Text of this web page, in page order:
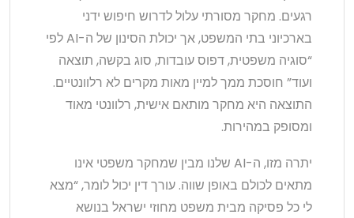
רגעים. מחקר מסורתי עלול לדרוש חיפוש ידני
בארכיוני בתי המשפט, אך יכולת הסינון של ה-AI לפי
“סוגיה משפטית, דפוס עובדות, סוג בקשה, תוצאה
ועוד” חוסכת ממך למיין מאות מקרים לא רלוונטיים.
התוצאה היא מחקר מותאם אישית, רלוונטי מאוד
ומסופק במהירות.
יתרה מזו, ה-AI שלנו מבין שמחקר משפטי אינו
מתאים לכולם באופן שווה. עורך דין יכול לומר, “מצא
לי כל פסיקה מבית משפט מחוזי ישראל בנושא